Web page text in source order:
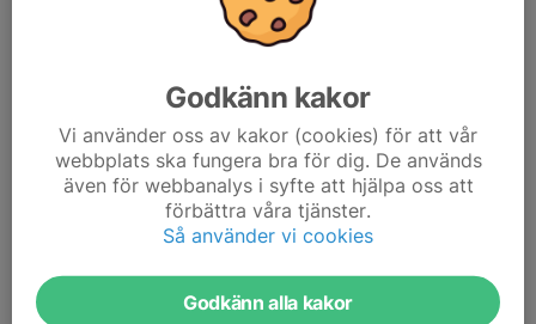
Här hamnar automatiskt de senaste nyheterna på hemsidan. För
att kunna börja administrera hemsidan loggar du in högst upp till
/Svenskalag.se
Godkänn kakor
Vi använder oss av kakor (cookies) för att vår
webbplats ska fungera bra för dig. De används
även för webbanalys i syfte att hjälpa oss att
förbättra våra tjänster.
Så använder vi cookies
Godkänn alla kakor